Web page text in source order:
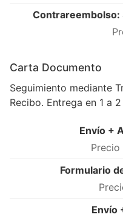
Contrareembolso:
Carta Documento
Seguimiento mediante
Recibo. Entrega en 1 a
Envío +
Formulario
Envío